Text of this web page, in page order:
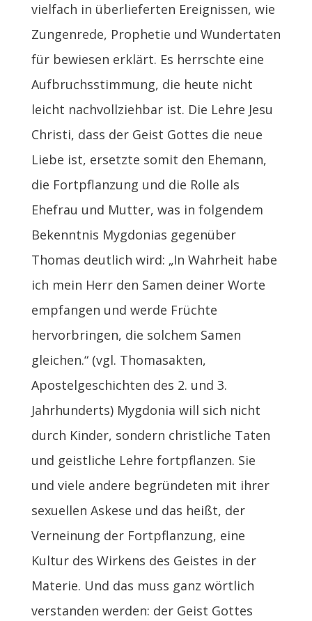
vielfach in überlieferten Ereignissen, wie
Zungenrede, Prophetie und Wundertaten
für bewiesen erklärt. Es herrschte eine
Aufbruchsstimmung, die heute nicht
leicht nachvollziehbar ist. Die Lehre Jesu
Christi, dass der Geist Gottes die neue
Liebe ist, ersetzte somit den Ehemann,
die Fortpflanzung und die Rolle als
Ehefrau und Mutter, was in folgendem
Bekenntnis Mygdonias gegenüber
Thomas deutlich wird: „In Wahrheit habe
ich mein Herr den Samen deiner Worte
empfangen und werde Früchte
hervorbringen, die solchem Samen
gleichen.“ (vgl. Thomasakten,
Apostelgeschichten des 2. und 3.
Jahrhunderts) Mygdonia will sich nicht
durch Kinder, sondern christliche Taten
und geistliche Lehre fortpflanzen. Sie
und viele andere begründeten mit ihrer
sexuellen Askese und das heißt, der
Verneinung der Fortpflanzung, eine
Kultur des Wirkens des Geistes in der
Materie. Und das muss ganz wörtlich
verstanden werden: der Geist Gottes